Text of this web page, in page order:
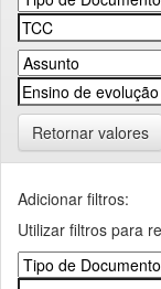
Retornar valores
Adicionar filtros:
Utilizar filtros para